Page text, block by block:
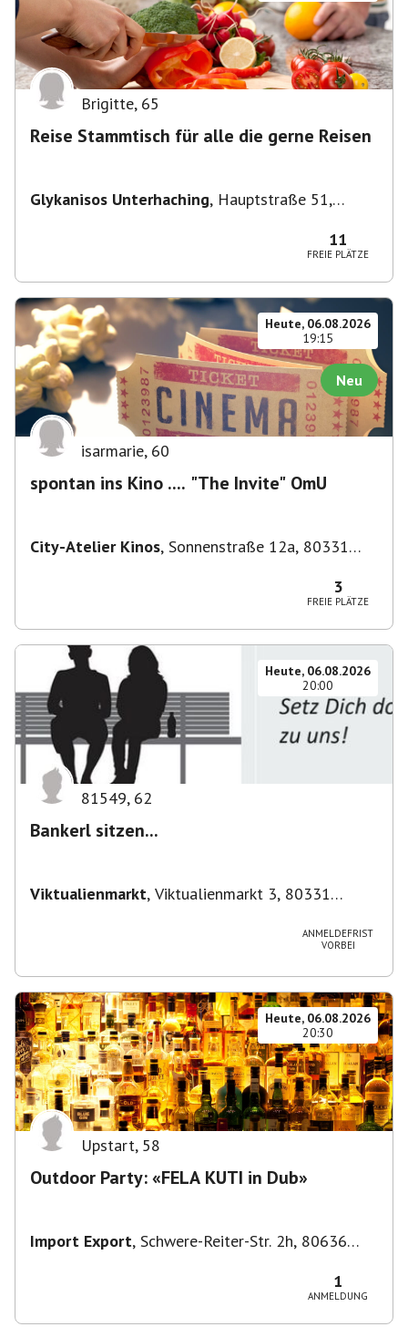
Brigitte, 65
Reise Stammtisch für alle die gerne Reisen
Glykanisos Unterhaching, Hauptstraße 51,
11
FREIE PLÄTZE
Heute, 06.08.2026
19:15
Neu
isarmarie, 60
spontan ins Kino .... "The Invite" OmU
City-Atelier Kinos, Sonnenstraße 12a, 80331
3
FREIE PLÄTZE
Heute, 06.08.2026
20:00
81549, 62
Bankerl sitzen...
Viktualienmarkt, Viktualienmarkt 3, 80331
ANMELDEFRIST
VORBEI
Heute, 06.08.2026
20:30
Upstart, 58
Outdoor Party: «FELA KUTI in Dub»
Import Export, Schwere-Reiter-Str. 2h, 80636
1
ANMELDUNG